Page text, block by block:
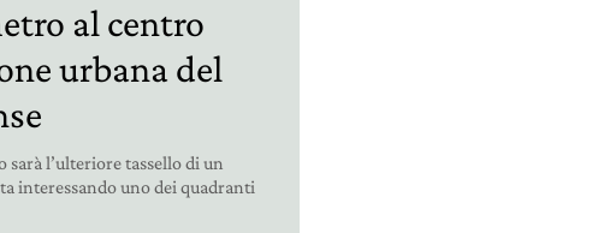
al centro
urbana del
sarà l’ulteriore tassello di un
interessando uno dei quadranti